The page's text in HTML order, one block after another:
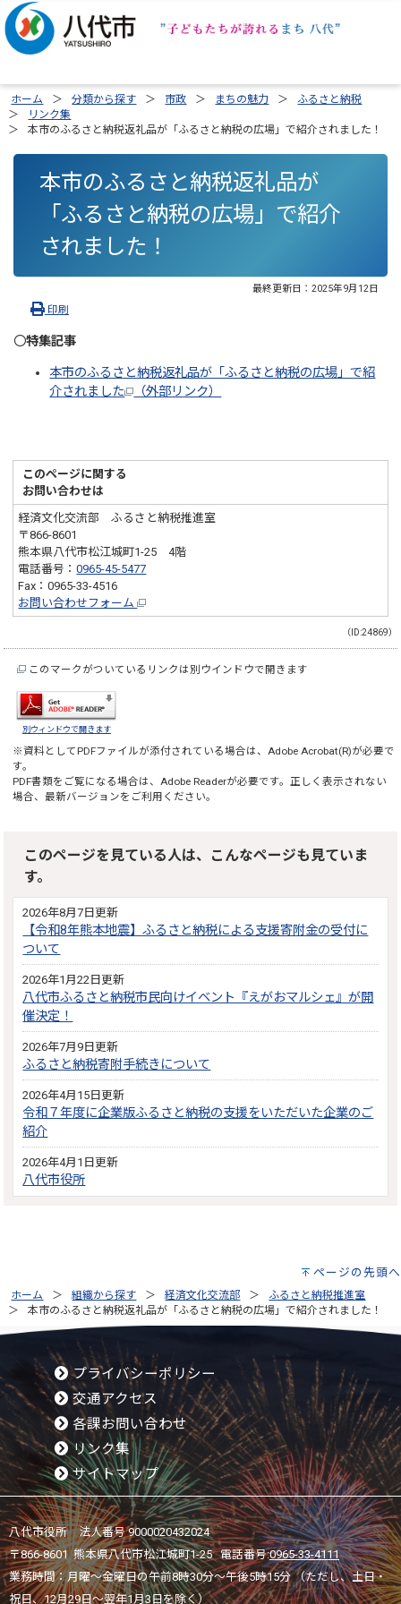
ホーム 分類から探す 市政 まちの魅力
ふるさと納税
リンク集
本市のふるさと納税返礼品が「ふるさと納税の広場」で紹介されました！
本市のふるさと納税返礼品が
「ふるさと納税の広場」で紹介
されました！
最終更新日： 2025年9月12日
印刷
〇特集記事
本市のふるさと納税返礼品が「ふるさと納税の広場」で紹
介されました
（外部リンク）
このページに関する
お問い合わせは
経済文化交流部 ふるさと納税推進室
〒866-8601
熊本県八代市松江城町1-25 4階
電話番号：0965-45-5477
Fax：0965-33-4516
お問い合わせフォーム
（ID:24869）
このマークがついているリンクは別ウインドウで開きます
別ウィンドウで開きます
※資料としてPDFファイルが添付されている場合は、 Adobe Acrobat(R)が必要で
す。
PDF書類をご覧になる場合は、 Adobe Readerが必要です。正しく表示されない
場合、最新バージョンをご利用ください。
このページを見ている人は、こんなページも見ていま
す。
2026年8月7日更新
【令和8年熊本地震】ふるさと納税による支援寄附金の受付に
ついて
2026年1月22日更新
八代市ふるさと納税市民向けイベント『えがおマルシェ』が開
催決定！
2026年7月9日更新
ふるさと納税寄附手続きについて
2026年4月15日更新
令和７年度に企業版ふるさと納税の支援をいただいた企業のご
紹介
2026年4月1日更新
八代市役所
ページの先頭へ
ホーム 組織から探す 経済文化交流部
ふるさと納税推進室
本市のふるさと納税返礼品が「ふるさと納税の広場」で紹介されました！
プライバシーポリシー
交通アクセス
各課お問い合わせ
リンク集
サイトマップ
八代市役所 法人番号 9000020432024
〒866-8601 熊本県八代市松江城町1-25 電話番号:0965-33-4111
業務時間：月曜～金曜日の午前8時30分～午後5時15分 （ただし、土日・
祝日、12月29日～翌年1月3日を除く）